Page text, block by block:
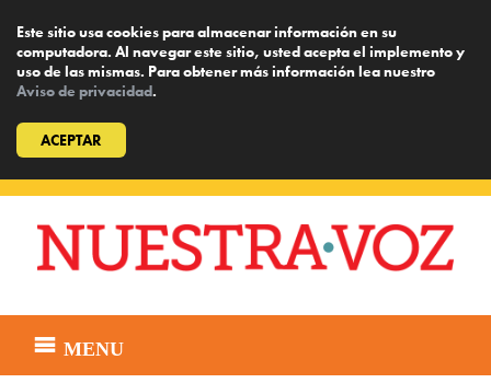
Este sitio usa cookies para almacenar información en su
computadora. Al navegar este sitio, usted acepta el implemento y
uso de las mismas. Para obtener más información lea nuestro
Aviso de privacidad.
ACEPTAR
content
MENU